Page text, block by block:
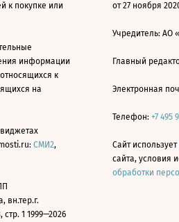
к покупке или
информации
к
на
СМИ2,
вн.тер.г.
1 1999—2026
от 27 ноября
Учредитель: АО
Главный
Электронная
Телефон: +7 495
Сайт использует
сайта, условия
обработки